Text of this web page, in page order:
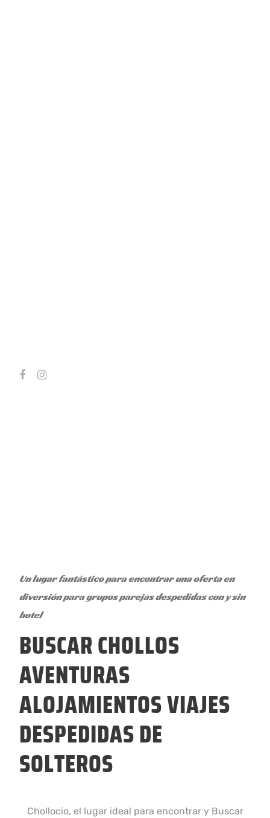
Un lugar fantástico para encontrar una oferta en
diversión para grupos parejas despedidas con y sin
hotel
BUSCAR CHOLLOS
AVENTURAS
ALOJAMIENTOS VIAJES
DESPEDIDAS DE
SOLTEROS
Chollocio, el lugar ideal para encontrar y Buscar